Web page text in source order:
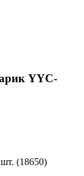
YYC-
(18650)